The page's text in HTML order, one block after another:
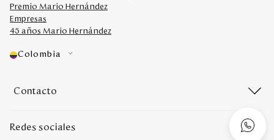
Premio Mario Hernández
Empresas
45 años Mario Hernández
Colombia
Contacto
Redes sociales